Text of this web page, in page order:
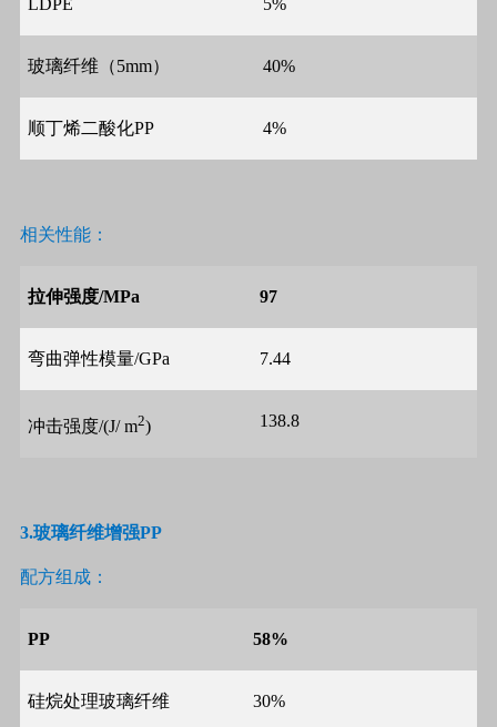
玻璃纤维（5mm） 40%
顺丁烯二酸化PP 4%
相关性能：
拉伸强度/MPa 97
弯曲弹性模量/GPa 7.44
冲击强度/(J/ m2) 138.8
3.玻璃纤维增强PP
配方组成：
PP 58%
硅烷处理玻璃纤维 30%